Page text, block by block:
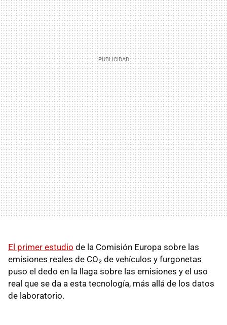
El primer estudio de la Comisión Europa sobre las
emisiones reales de CO₂ de vehículos y furgonetas
puso el dedo en la llaga sobre las emisiones y el uso
real que se da a esta tecnología, más allá de los datos
de laboratorio.